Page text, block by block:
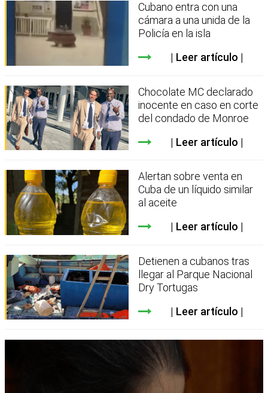
Cubano entra con una
cámara a una unida de la
Policía en la isla
Leer artículo
Chocolate MC declarado
inocente en caso en corte
del condado de Monroe
Leer artículo
Alertan sobre venta en
Cuba de un líquido similar
al aceite
Leer artículo
Detienen a cubanos tras
llegar al Parque Nacional
Dry Tortugas
Leer artículo